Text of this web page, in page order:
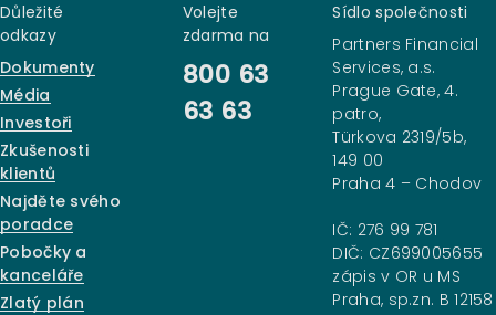
Důležité
odkazy
Dokumenty
Média
Investoři
Zkušenosti
klientů
Najděte svého
poradce
Pobočky a
kanceláře
Zlatý plán
Volejte
zdarma na
800 63
63 63
Sídlo společnosti
Partners Financial
Services, a.s.
Prague Gate, 4.
patro,
Türkova 2319/5b,
149 00
Praha 4 – Chodov
IČ: 276 99 781
DIČ: CZ699005655
zápis v OR u MS
Praha, sp.zn. B 12158